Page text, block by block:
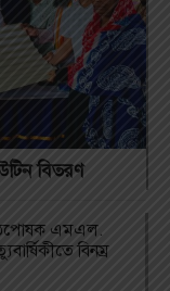
বিতরণ
এমএল.
বিনম্র